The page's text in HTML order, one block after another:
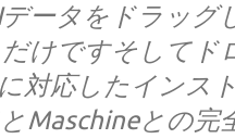
ータをドラッグ
けですそしてド
対応したインス
Maschineとの完